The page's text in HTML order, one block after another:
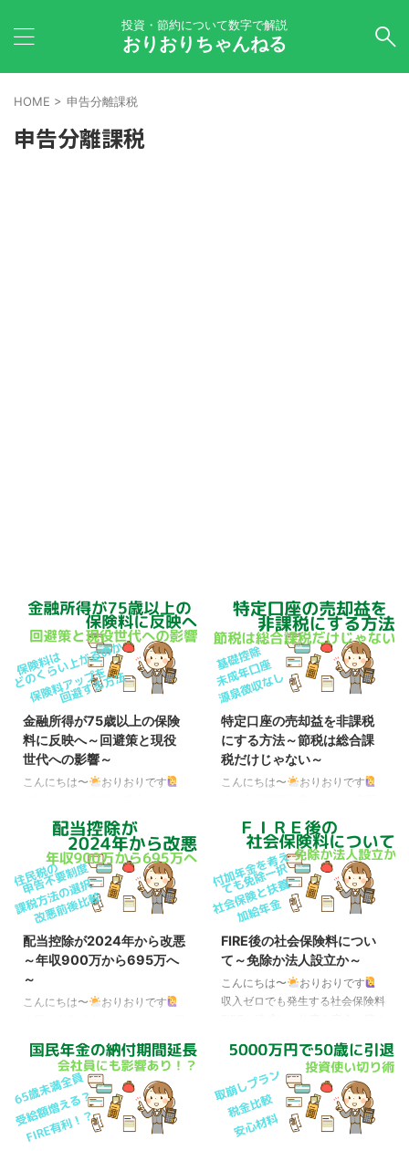
投資・節約について数字で解説
おりおりちゃんねる
HOME > 申告分離課税
申告分離課税
金融所得が75歳以上の保険
料に反映へ～回避策と現役
世代への影響～
こんにちは〜
おりおりです
組み 先日、「金融所得の保険料
反映」に関わる、健康保険法など
の改正案の概要が判明しました。
その内容は、金融機関に対し、上
場株式の配当などを支払った報告
書を自治体が運営する後期高齢者
医療制度（75歳以上の人は全員
が加入）の保険者に提出すること
を義務づける、というものです。
これにより、今までは特定口座で
発生した利益を確定申告せず、源
なかった（税金のみで済んでい
た）のが、何もせずとも ...
特定口座の売却益を非課税
にする方法～節税は総合課
税だけじゃない～
こんにちは〜
おりおりです
当株投資については色んな節税方
法が出回っていますが、インデッ
クス投資についてはほとんど聞き
ません。 しかし、無分配のイン
デックスファンドの利益（売却益
のみ）であっても、実は非課税に
する方法はあります。 それは、
基礎控除と申告不要制度を使った
方法です。 ちなみに、この申告
不要制度とは株や投資信託の申告
不要（源泉徴収）とは違います。
収）」および確定申告する場合は
「申告分離課税」「総 ...
配当控除が2024年から改悪
～年収900万から695万へ
～
こんにちは〜
おりおりです
うニュースがありました。 改悪
とは具体的には、「住民税の申告
不要制度」の廃止です。 これに
よって、今までは年間の（配当所
得以外の）課税所得が900万円以
FIRE後の社会保険料につい
て～免除か法人設立か～
こんにちは〜
おりおりです
収入ゼロでも発生する社会保険料
ます。 この場合、通常は国民年
金保険料と国民健康保険料（40
歳以上は介護保険料も）です。
前者は全員共通で1カ月あたり
16,520円（2023年度）ですが、